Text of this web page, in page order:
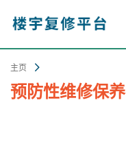
内
主页
预防性维修保养